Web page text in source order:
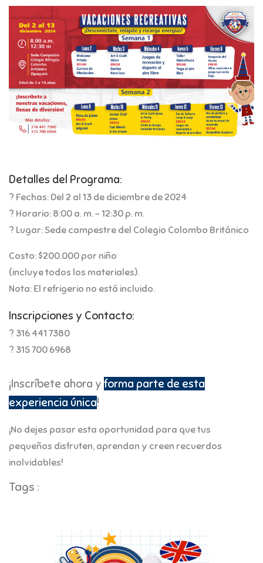
Detalles del Programa:
? Fechas: Del 2 al 13 de diciembre de 2024
? Horario: 8:00 a. m. - 12:30 p. m.
? Lugar: Sede campestre del Colegio Colombo Británico
Costo: $200.000 por niño
(incluye todos los materiales).
Nota: El refrigerio no está incluido.
Inscripciones y Contacto:
? 316 441 7380
? 315 700 6968
¡Inscríbete ahora y forma parte de esta
experiencia única!
¡No dejes pasar esta oportunidad para que tus
pequeños disfruten, aprendan y creen recuerdos
inolvidables!
Tags :